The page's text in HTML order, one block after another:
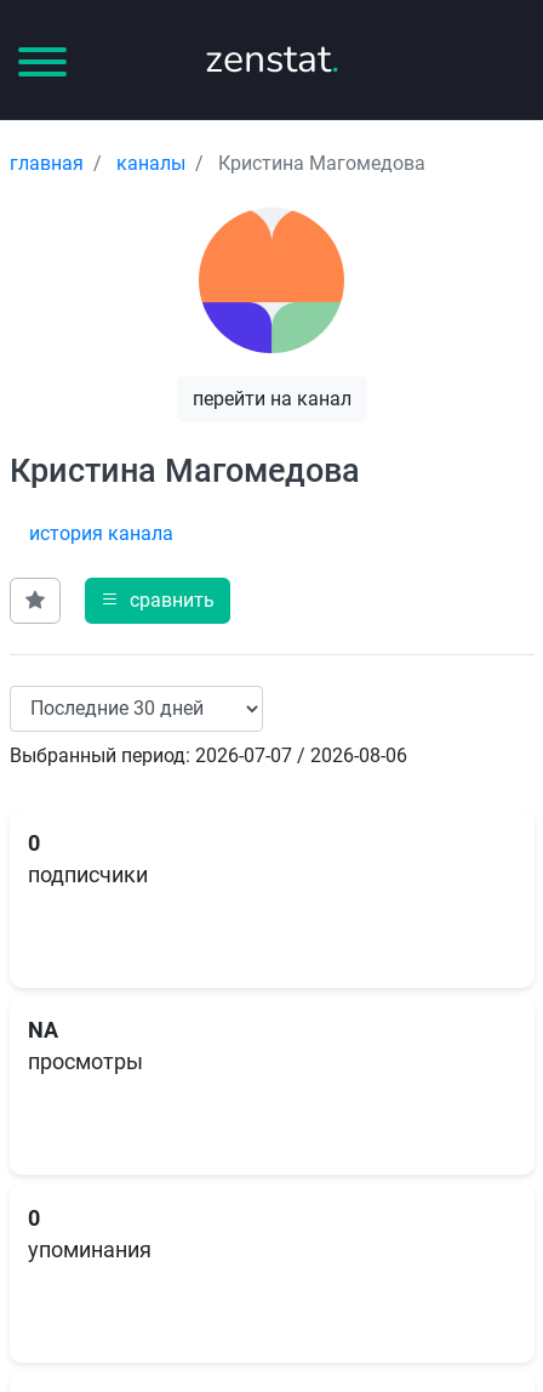
zenstat.
главная каналы Кристина Магомедова
перейти на канал
Кристина Магомедова
история канала
сравнить
Выбранный период: 2026-07-07 / 2026-08-06
0
подписчики
NA
просмотры
0
упоминания